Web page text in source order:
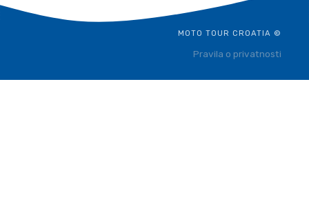
MOTO TOUR CROATIA ©
Pravila o privatnosti